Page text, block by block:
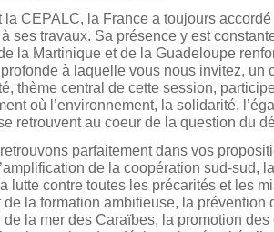
la CEPALC, la France a toujours
ses travaux. Sa présence y est
la Martinique et de la Guadeloupe
à laquelle vous nous invitez, un
thème central de cette session,
où l’environnement, la solidarité,
retrouvent au coeur de la question du
parfaitement dans vos
de la coopération sud-sud,
lutte contre toutes les précarités et les
de la formation ambitieuse, la prévention
la mer des Caraïbes, la promotion des